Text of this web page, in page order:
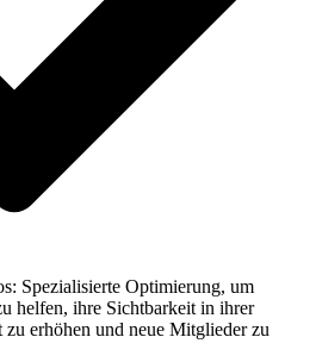
Spezialisierte Optimierung, um
helfen, ihre Sichtbarkeit in ihrer
erhöhen und neue Mitglieder zu